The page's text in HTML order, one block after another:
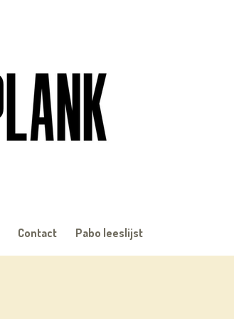
Contact Pabo leeslijst